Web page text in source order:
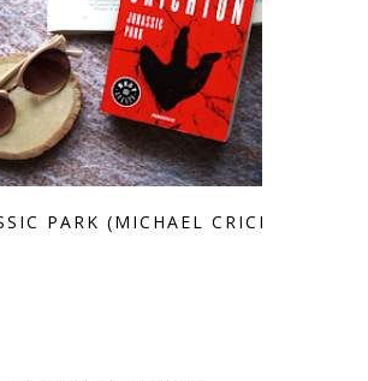
PARK (MICHAEL CRICHTON)